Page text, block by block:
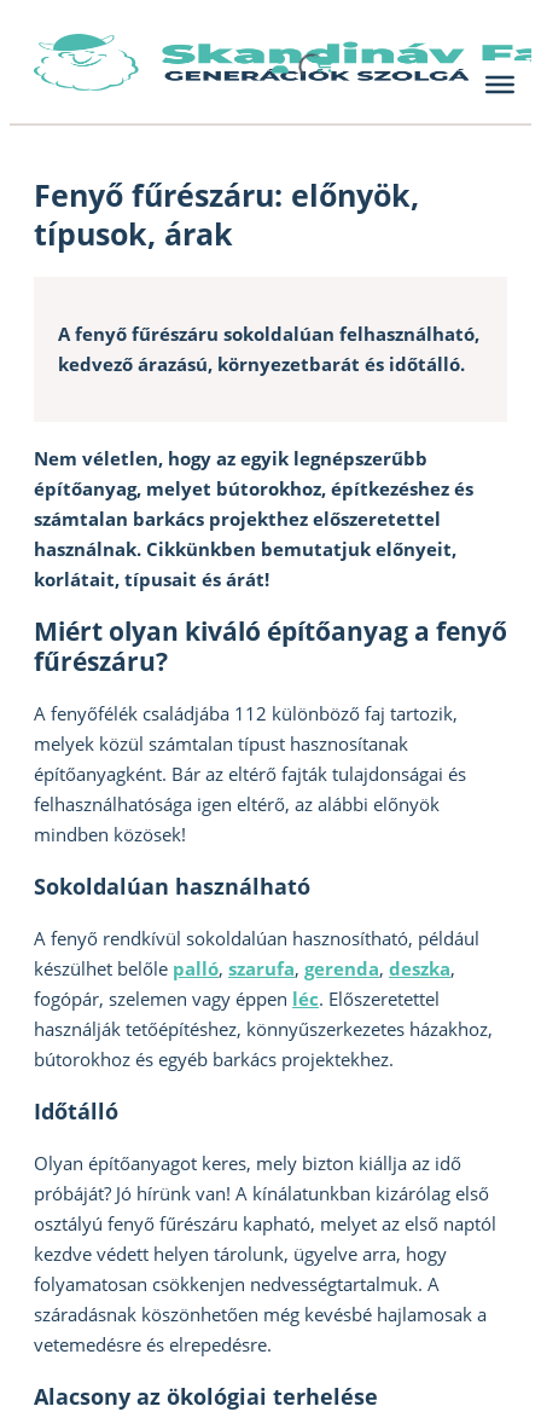
content
Fenyő fűrészáru: előnyök,
típusok, árak
A fenyő fűrészáru sokoldalúan felhasználható,
kedvező árazású, környezetbarát és időtálló.
Nem véletlen, hogy az egyik legnépszerűbb
építőanyag, melyet bútorokhoz, építkezéshez és
számtalan barkács projekthez előszeretettel
használnak. Cikkünkben bemutatjuk előnyeit,
korlátait, típusait és árát!
Miért olyan kiváló építőanyag a fenyő
fűrészáru?
A fenyőfélék családjába 112 különböző faj tartozik,
melyek közül számtalan típust hasznosítanak
építőanyagként. Bár az eltérő fajták tulajdonságai és
felhasználhatósága igen eltérő, az alábbi előnyök
mindben közösek!
Sokoldalúan használható
A fenyő rendkívül sokoldalúan hasznosítható, például
készülhet belőle palló, szarufa, gerenda, deszka,
fogópár, szelemen vagy éppen léc. Előszeretettel
használják tetőépítéshez, könnyűszerkezetes házakhoz,
bútorokhoz és egyéb barkács projektekhez.
Időtálló
Olyan építőanyagot keres, mely bizton kiállja az idő
próbáját? Jó hírünk van! A kínálatunkban kizárólag első
osztályú fenyő fűrészáru kapható, melyet az első naptól
kezdve védett helyen tárolunk, ügyelve arra, hogy
folyamatosan csökkenjen nedvességtartalmuk. A
száradásnak köszönhetően még kevésbé hajlamosak a
vetemedésre és elrepedésre.
Alacsony az ökológiai terhelése